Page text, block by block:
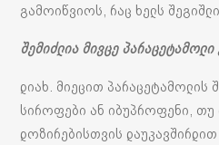
გამოიწვიოს, რაც ხელს
შემიძლია მივცე პარაცეტამოლი
დიახ. მიეცით პარაცეტამოლის
სიროფები ან იბუპროფენი, თუ
დოზირებისთვის დაუკავშირდით